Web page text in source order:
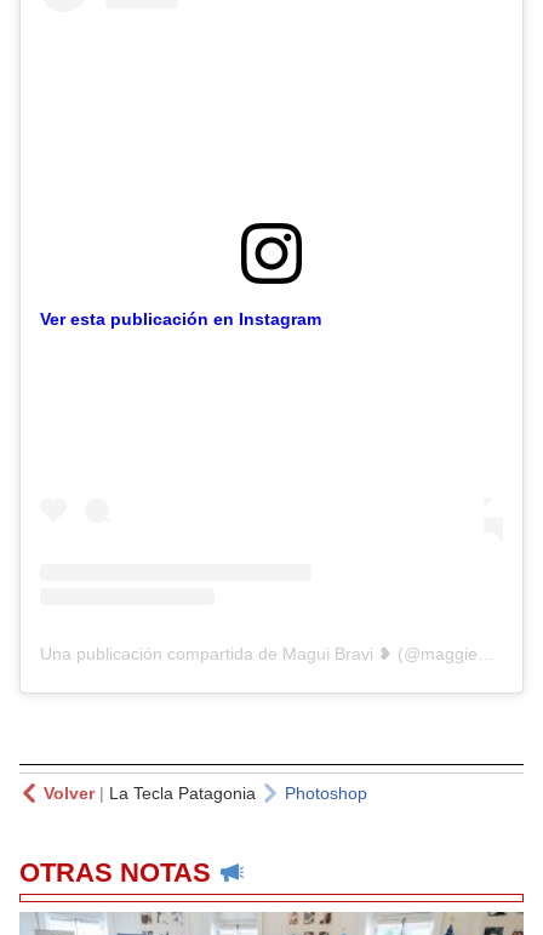
Ver esta publicación en Instagram
Volver| La Tecla Patagonia Photoshop
OTRAS NOTAS